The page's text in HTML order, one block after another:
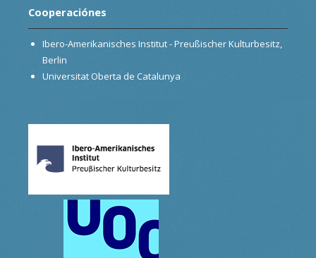
Cooperaciónes
Ibero-Amerikanisches Institut - Preußischer Kulturbesitz,
Berlin
Universitat Oberta de Catalunya